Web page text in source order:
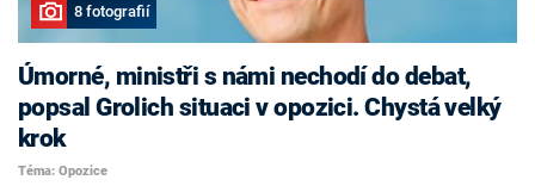
8 fotografií
Úmorné, ministři s námi nechodí do debat,
popsal Grolich situaci v opozici. Chystá velký
krok
Téma: Opozice